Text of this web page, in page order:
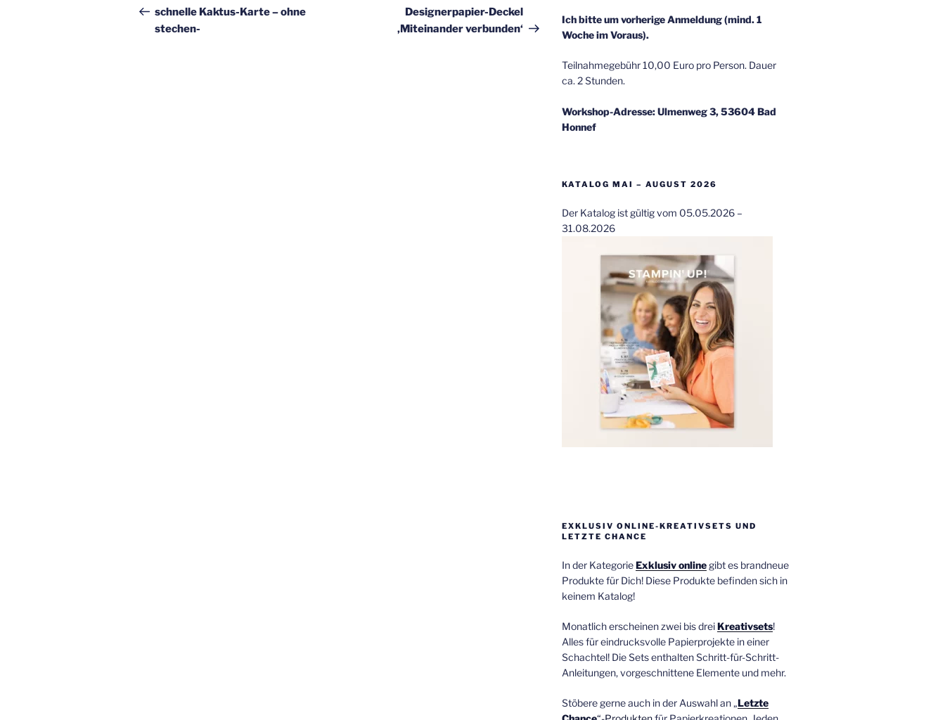
Beitrag
schnelle Kaktus-Karte – ohne
stechen-
Beitrag
Designerpapier-Deckel
‚Miteinander verbunden‘
Ich bitte um vorherige Anmeldung (mind. 1
Woche im Voraus).
Teilnahmegebühr 10,00 Euro pro Person. Dauer
ca. 2 Stunden.
Workshop-Adresse: Ulmenweg 3, 53604 Bad
Honnef
KATALOG MAI – AUGUST 2026
Der Katalog ist gültig vom 05.05.2026 –
31.08.2026
EXKLUSIV ONLINE-KREATIVSETS UND
LETZTE CHANCE
In der KategorieExklusiv onlinegibt es brandneue
Produkte für Dich! Diese Produkte befinden sich in
keinem Katalog!
Monatlich erscheinen zwei bis drei Kreativsets!
Alles für eindrucksvolle Papierprojekte in einer
Schachtel! Die Sets enthalten Schritt-für-Schritt-
Anleitungen, vorgeschnittene Elemente und mehr.
Stöbere gerne auch in der Auswahl an „Letzte